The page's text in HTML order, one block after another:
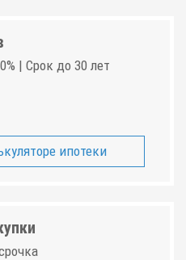
| Срок до 30 лет
ипотеки